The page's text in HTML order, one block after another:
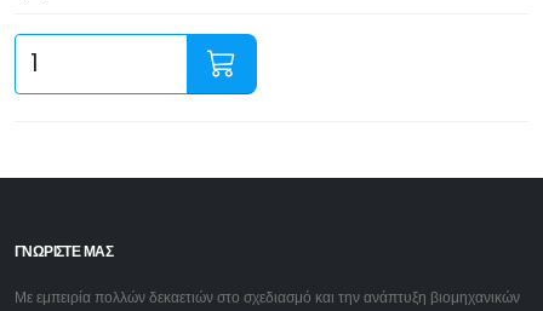
ΓΝΩΡΙΣΤΕ ΜΑΣ
Με εμπειρία πολλών δεκαετιών στο σχεδιασμό και την ανάπτυξη βιομηχανικών